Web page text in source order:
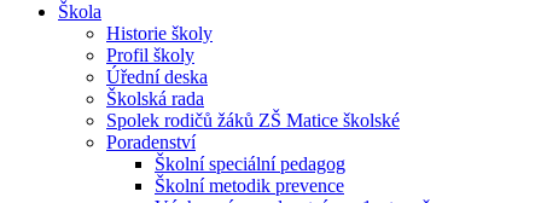
Škola
Historie školy
Profil školy
Úřední deska
Školská rada
Spolek rodičů žáků ZŠ Matice školské
Poradenství
Školní speciální pedagog
Školní metodik prevence